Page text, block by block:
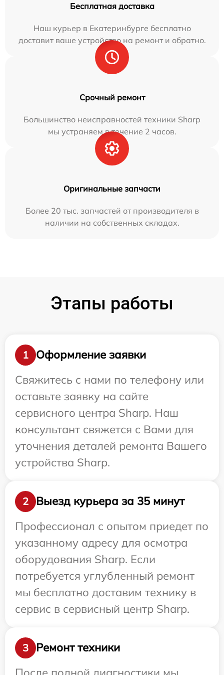
Бесплатная доставка
Наш курьер в Екатеринбурге бесплатно
доставит ваше устройство на ремонт и обратно.
Срочный ремонт
Большинство неисправностей техники Sharp
мы устраняем в течение 2 часов.
Оригинальные запчасти
Более 20 тыс. запчастей от производителя в
наличии на собственных складах.
Этапы работы
1
Оформление заявки
Свяжитесь с нами по телефону или
оставьте заявку на сайте
сервисного центра Sharp. Наш
консультант свяжется с Вами для
уточнения деталей ремонта Вашего
устройства Sharp.
2
Выезд курьера за 35 минут
Профессионал с опытом приедет по
указанному адресу для осмотра
оборудования Sharp. Если
потребуется углубленный ремонт
мы бесплатно доставим технику в
сервис в сервисный центр Sharp.
3
Ремонт техники